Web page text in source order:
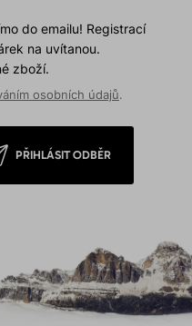
do emailu! Registrací
na uvítanou.
zboží.
osobních údajů.
PŘIHLÁSIT ODBĚR